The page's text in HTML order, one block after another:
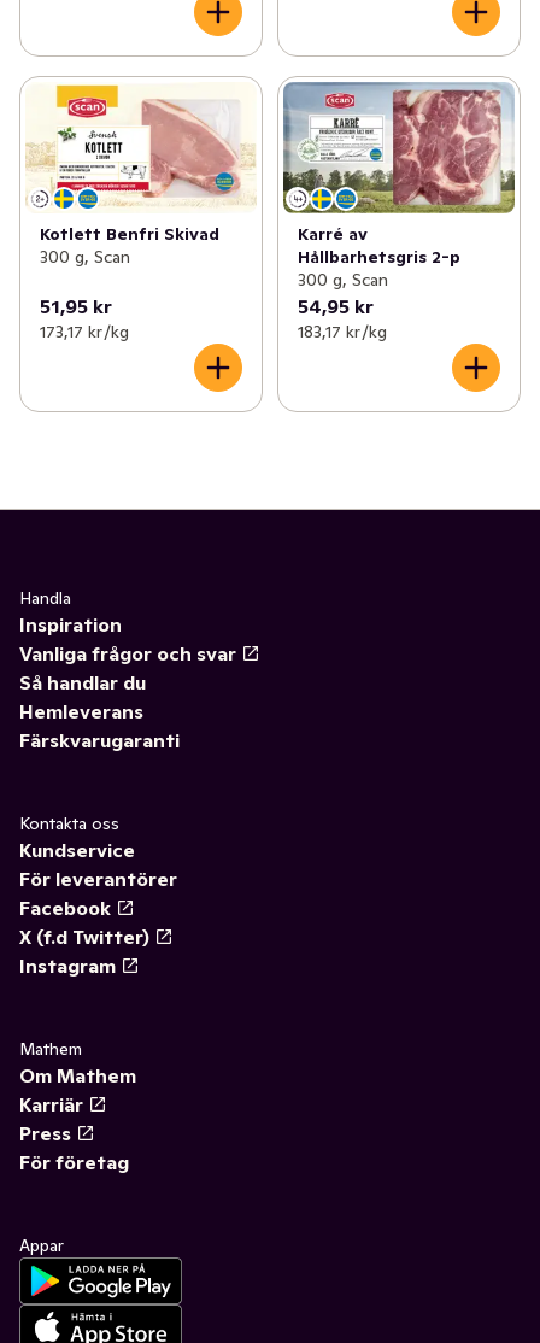
Kotlett Benfri Skivad
300 g, Scan
51,95 kr
173,17 kr /kg
Karré av
Hållbarhetsgris 2-p
300 g, Scan
54,95 kr
183,17 kr /kg
Handla
Inspiration
Vanliga frågor och svar
Så handlar du
Hemleverans
Färskvarugaranti
Kontakta oss
Kundservice
För leverantörer
Facebook
X (f.d Twitter)
Instagram
Mathem
Om Mathem
Karriär
Press
För företag
Appar